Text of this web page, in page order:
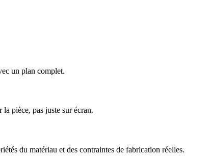
un plan complet.
pièce, pas juste sur écran.
du matériau et des contraintes de fabrication réelles.